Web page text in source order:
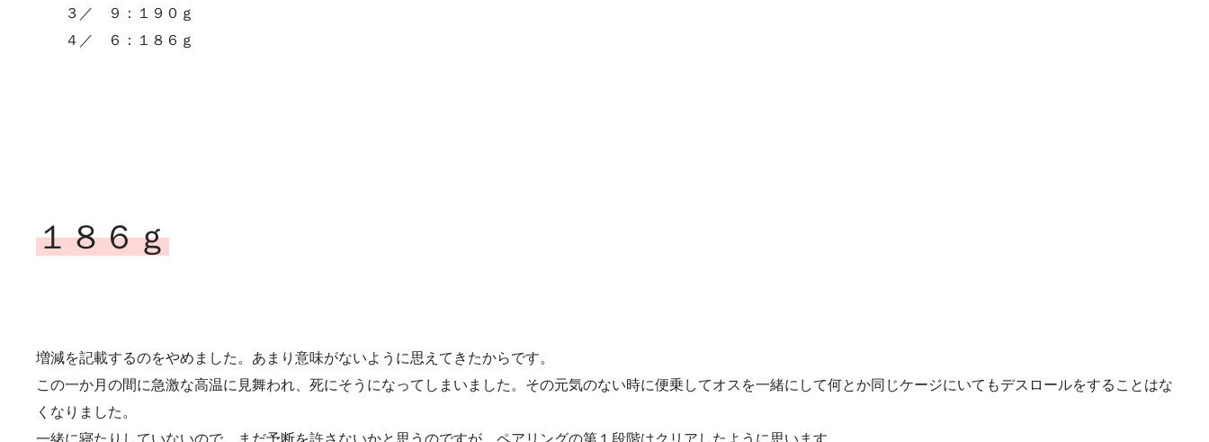
３／ ９：１９０ｇ
４／ ６：１８６ｇ
１８６ｇ
増減を記載するのをやめました。あまり意味がないように思えてきたからです。
この一か月の間に急激な高温に見舞われ、死にそうになってしまいました。その元気のない時に便乗してオスを一緒にして何とか同じケージにいてもデスロールをすることはな
くなりました。
一緒に寝たりしていないので、まだ予断を許さないかと思うのですが、ペアリングの第１段階はクリアしたように思います。